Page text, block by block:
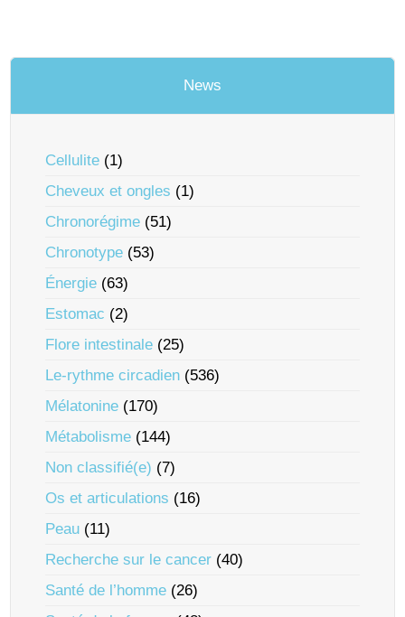
News
Cellulite (1)
Cheveux et ongles (1)
Chronorégime (51)
Chronotype (53)
Énergie (63)
Estomac (2)
Flore intestinale (25)
Le-rythme circadien (536)
Mélatonine (170)
Métabolisme (144)
Non classifié(e) (7)
Os et articulations (16)
Peau (11)
Recherche sur le cancer (40)
Santé de l’homme (26)